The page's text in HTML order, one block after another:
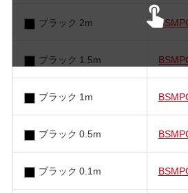
ブラック 2m
ブラック 1.5m
ブラック 1m
ブラック 0.5m
ブラック 0.1m